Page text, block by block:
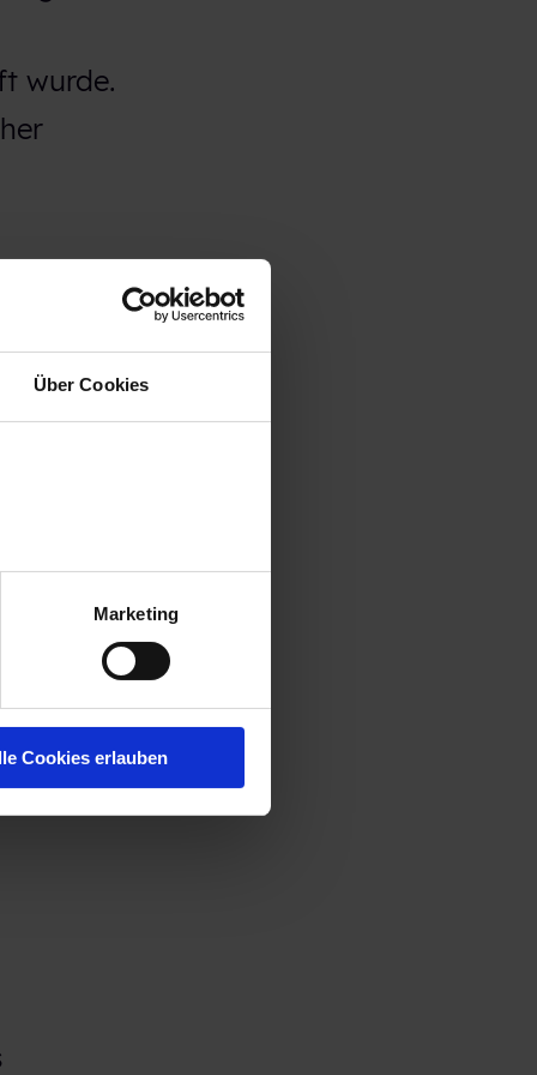
Über Cookies
Marketing
Cookies erlauben
wurde.
zu
dem